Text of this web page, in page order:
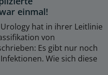
einmal!
hat in ihrer Leitlinie
von
Es gibt nur noch
Wie sich diese